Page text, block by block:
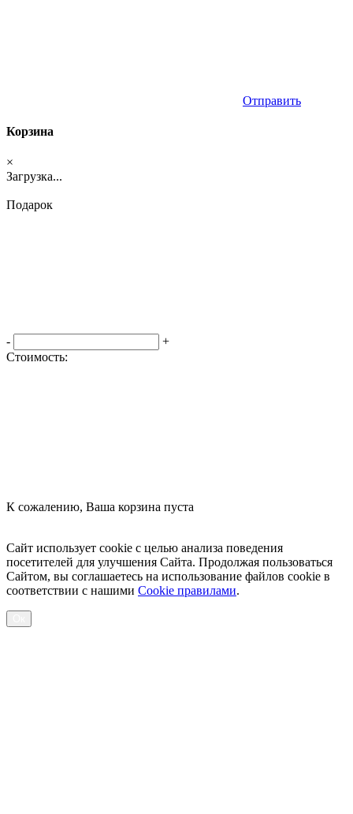
Отправить
Корзина
×
Загрузка...
Подарок
-
+
Стоимость:
К сожалению, Ваша корзина пуста
Сайт использует cookie с целью анализа поведения
посетителей для улучшения Сайта. Продолжая пользоваться
Сайтом, вы соглашаетесь на использование файлов cookie в
соответствии с нашими Cookiе правилами.